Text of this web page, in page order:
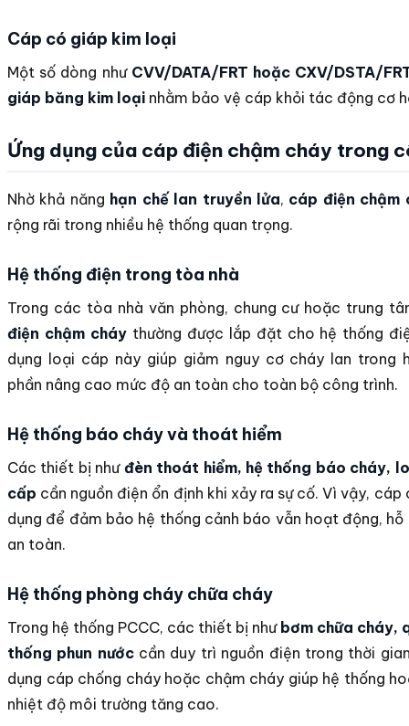
Cáp có giáp kim loại
Một số dòng như CVV/DATA/FRT hoặc CXV/DSTA/
giáp băng kim loại nhằm bảo vệ cáp khỏi tác động cơ
Ứng dụng của cáp điện chậm cháy trong
Nhờ khả năng hạn chế lan truyền lửa, cáp điện chậm
rộng rãi trong nhiều hệ thống quan trọng.
Hệ thống điện trong tòa nhà
Trong các tòa nhà văn phòng, chung cư hoặc trung
điện chậm cháythường được lắp đặt cho hệ thống
dụng loại cáp này giúp giảm nguy cơ cháy lan trong
phần nâng cao mức độ an toàn cho toàn bộ công trình.
Hệ thống báo cháy và thoát hiểm
Các thiết bị như đèn thoát hiểm, hệ thống báo cháy,
cấp cần nguồn điện ổn định khi xảy ra sự cố. Vì vậy,
dụng để đảm bảo hệ thống cảnh báo vẫn hoạt động,
an toàn.
Hệ thống phòng cháy chữa cháy
Trong hệ thống PCCC, các thiết bị như bơm chữa cháy,
thống phun nướccần duy trì nguồn điện trong thời
dụng cáp chống cháy hoặc chậm cháy giúp hệ thống
nhiệt độ môi trường tăng cao.